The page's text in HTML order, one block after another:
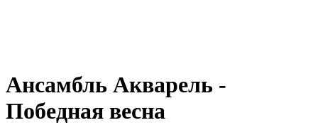
Ансамбль Акварель -
Победная весна